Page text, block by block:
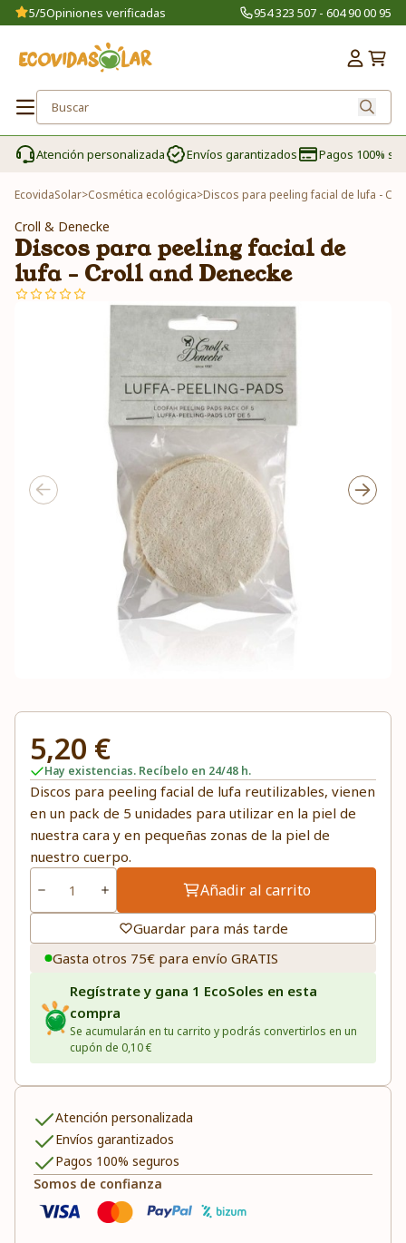
5/5Opiniones verificadas 954 323 507 - 604 90 00 95
Atención personalizada Envíos garantizados Pagos 100%
EcovidaSolar>Cosmética ecológica>Discos para peeling facial de lufa -
Croll & Denecke
Discos para peeling facial de
lufa - Croll and Denecke
5,20 €
Hay existencias. Recíbelo en 24/48 h.
Discos para peeling facial de lufa reutilizables, vienen
en un pack de 5 unidades para utilizar en la piel de
nuestra cara y en pequeñas zonas de la piel de
nuestro cuerpo.
Añadir al carrito
Guardar para más tarde
Gasta otros 75€ para envío GRATIS
Regístrate y gana 1 EcoSoles en esta
compra
Se acumularán en tu carrito y podrás convertirlos en un
cupón de 0,10 €
Atención personalizada
Envíos garantizados
Pagos 100% seguros
Somos de confianza